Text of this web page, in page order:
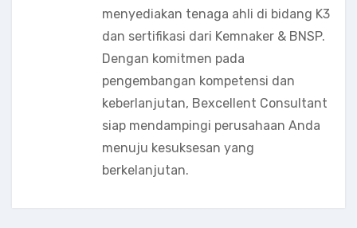
menyediakan tenaga ahli di bidang K3
dan sertifikasi dari Kemnaker & BNSP.
Dengan komitmen pada
pengembangan kompetensi dan
keberlanjutan, Bexcellent Consultant
siap mendampingi perusahaan Anda
menuju kesuksesan yang
berkelanjutan.